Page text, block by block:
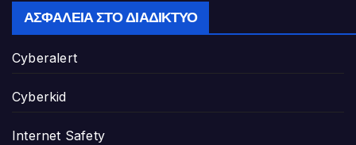
ΑΣΦΆΛΕΙΑ ΣΤΟ ΔΙΑΔΊΚΤΥΟ
Cyberalert
Cyberkid
Internet Safety